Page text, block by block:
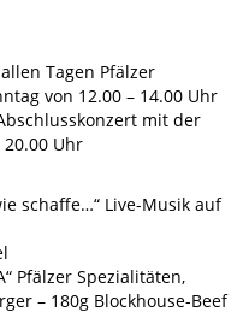
Tagen Pfälzer
von 12.00 – 14.00 Uhr
mit der
Uhr
schaffe…“ Live-Musik auf
Pfälzer Spezialitäten,
– 180g Blockhouse-Beef